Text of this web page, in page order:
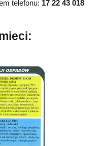
telefonu: 17 22 43 018